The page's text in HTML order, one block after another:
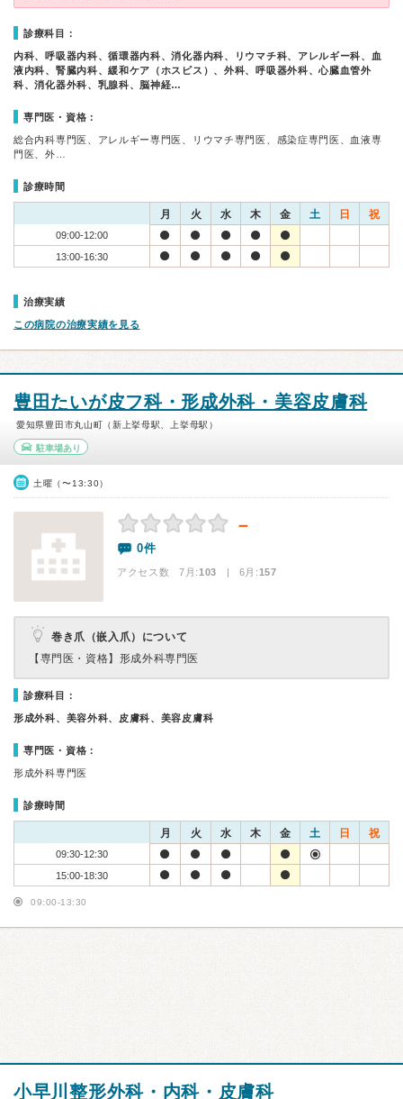
診療科目：
内科、呼吸器内科、循環器内科、消化器内科、リウマチ科、アレルギー科、血
液内科、腎臓内科、緩和ケア（ホスピス）、外科、呼吸器外科、心臓血管外
科、消化器外科、乳腺科、脳神経…
専門医・資格：
総合内科専門医、アレルギー専門医、リウマチ専門医、感染症専門医、血液専
門医、外…
診療時間
月 火 水 木 金 土 日 祝
09:00-12:00
13:00-16:30
治療実績
この病院の治療実績を見る
豊田たいが皮フ科・形成外科・美容皮膚科
愛知県豊田市丸山町（新上挙母駅、上挙母駅）
駐車場あり
土曜（〜13:30）
－
0件
アクセス数 7月:103 | 6月:157
巻き爪（嵌入爪）について
【専門医・資格】 形成外科専門医
診療科目：
形成外科、美容外科、皮膚科、美容皮膚科
専門医・資格：
形成外科専門医
診療時間
月 火 水 木 金 土 日 祝
09:30-12:30
15:00-18:30
09:00-13:30
小早川整形外科・内科・皮膚科